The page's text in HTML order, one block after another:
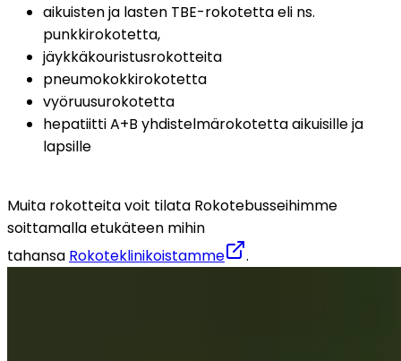
aikuisten ja lasten TBE-rokotetta eli ns.
punkkirokotetta,
jäykkäkouristusrokotteita
pneumokokkirokotetta
vyöruusurokotetta
hepatiitti A+B yhdistelmärokotetta aikuisille ja
lapsille
Muita rokotteita voit tilata Rokotebusseihimme
soittamalla etukäteen mihin
tahansa Rokoteklinikoistamme .